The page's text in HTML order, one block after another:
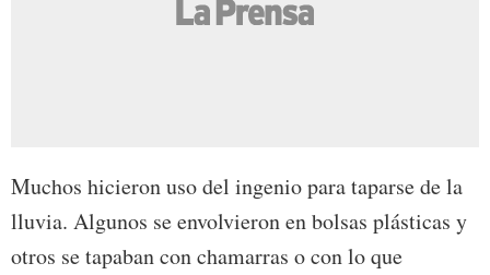
Muchos hicieron uso del ingenio para taparse de la
lluvia. Algunos se envolvieron en bolsas plásticas y
otros se tapaban con chamarras o con lo que